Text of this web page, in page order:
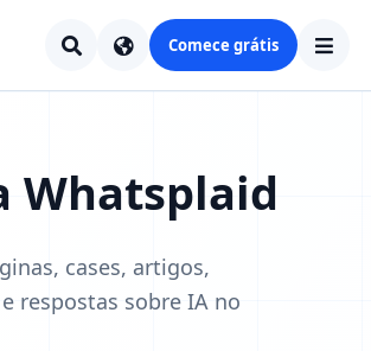
Comece grátis
Whatsplaid
cases, artigos,
respostas sobre IA no